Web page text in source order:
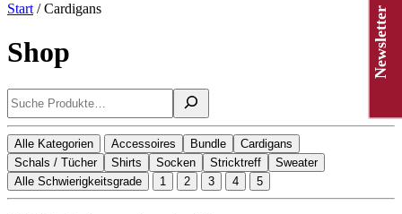
Start / Cardigans
Shop
Suchen
Alle Kategorien Accessoires Bundle
Cardigans
Schals / Tücher
Shirts Socken Stricktreff
Sweater
Alle Schwierigkeitsgrade
1 2 3 4 5
Newsletter